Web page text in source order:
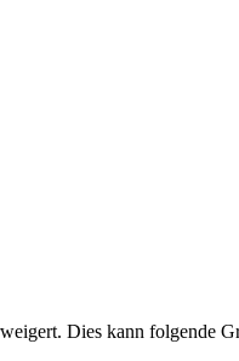
Dies kann folgende